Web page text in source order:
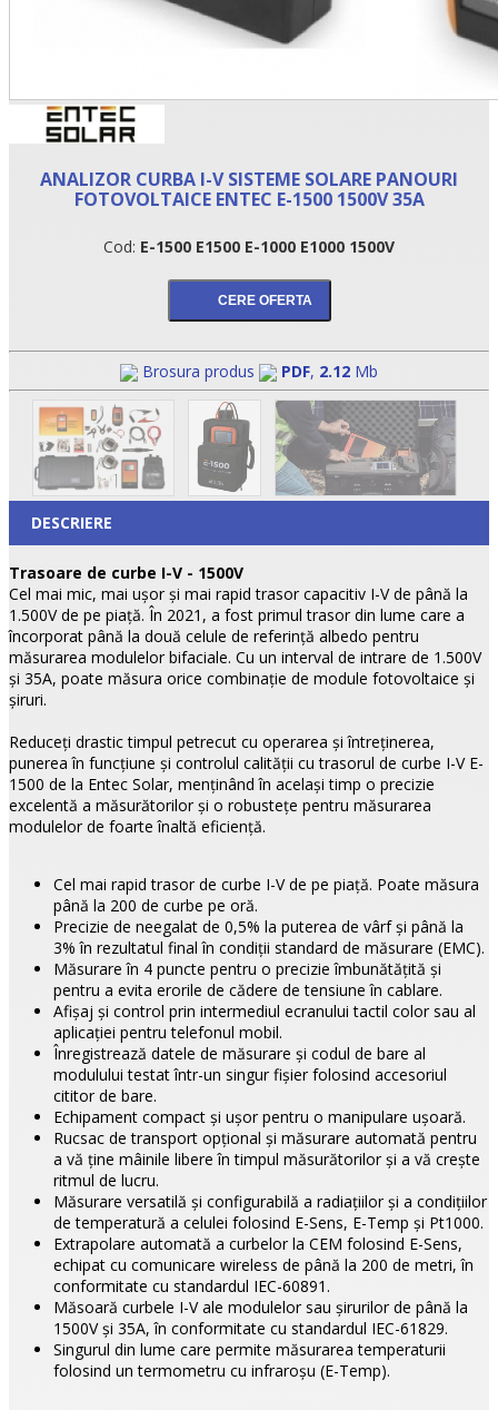
ANALIZOR CURBA I-V SISTEME SOLARE PANOURI
FOTOVOLTAICE ENTEC E-1500 1500V 35A
Cod: E-1500 E1500 E-1000 E1000 1500V
Brosura produs PDF, 2.12 Mb
DESCRIERE
Trasoare de curbe I-V - 1500V
Cel mai mic, mai ușor și mai rapid trasor capacitiv I-V de până la
1.500V de pe piață. În 2021, a fost primul trasor din lume care a
încorporat până la două celule de referință albedo pentru
măsurarea modulelor bifaciale. Cu un interval de intrare de 1.500V
și 35A, poate măsura orice combinație de module fotovoltaice și
șiruri.
Reduceți drastic timpul petrecut cu operarea și întreținerea,
punerea în funcțiune și controlul calității cu trasorul de curbe I-V E-
1500 de la Entec Solar, menținând în același timp o precizie
excelentă a măsurătorilor și o robustețe pentru măsurarea
modulelor de foarte înaltă eficiență.
Cel mai rapid trasor de curbe I-V de pe piață. Poate măsura
până la 200 de curbe pe oră.
Precizie de neegalat de 0,5% la puterea de vârf și până la
3% în rezultatul final în condiții standard de măsurare (EMC).
Măsurare în 4 puncte pentru o precizie îmbunătățită și
pentru a evita erorile de cădere de tensiune în cablare.
Afișaj și control prin intermediul ecranului tactil color sau al
aplicației pentru telefonul mobil.
Înregistrează datele de măsurare și codul de bare al
modulului testat într-un singur fișier folosind accesoriul
cititor de bare.
Echipament compact și ușor pentru o manipulare ușoară.
Rucsac de transport opțional și măsurare automată pentru
a vă ține mâinile libere în timpul măsurătorilor și a vă crește
ritmul de lucru.
Măsurare versatilă și configurabilă a radiațiilor și a condițiilor
de temperatură a celulei folosind E-Sens, E-Temp și Pt1000.
Extrapolare automată a curbelor la CEM folosind E-Sens,
echipat cu comunicare wireless de până la 200 de metri, în
conformitate cu standardul IEC-60891.
Măsoară curbele I-V ale modulelor sau șirurilor de până la
1500V și 35A, în conformitate cu standardul IEC-61829.
Singurul din lume care permite măsurarea temperaturii
folosind un termometru cu infraroșu (E-Temp).